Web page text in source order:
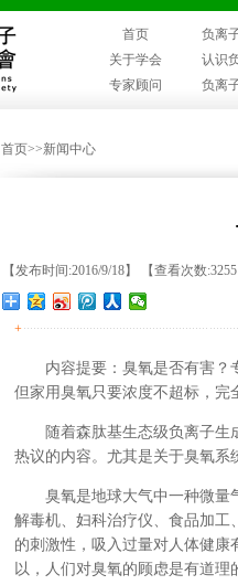
首页
负离
关于学会
认识
专家顾问
负离
首页>>新闻中心
【发布时间:2016/9/18】 【查看次数
+
内容提要：臭氧是否有害？
但家用臭氧只要浓度不超标，完
随着森肽基生态级负离子
热议的内容。尤其是关于臭氧系
臭氧是地球大气中一种微量
解毒机、妇科治疗仪、食品加工
的刺激性，吸入过量对人体健
以，人们对臭氧的顾虑是有道理